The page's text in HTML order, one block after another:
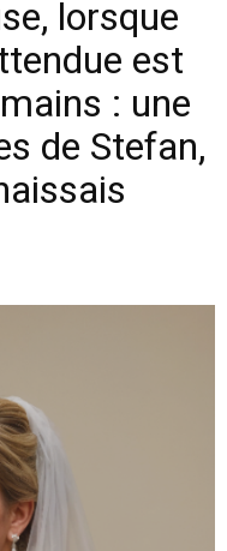
lorsque
est
: une
de Stefan,